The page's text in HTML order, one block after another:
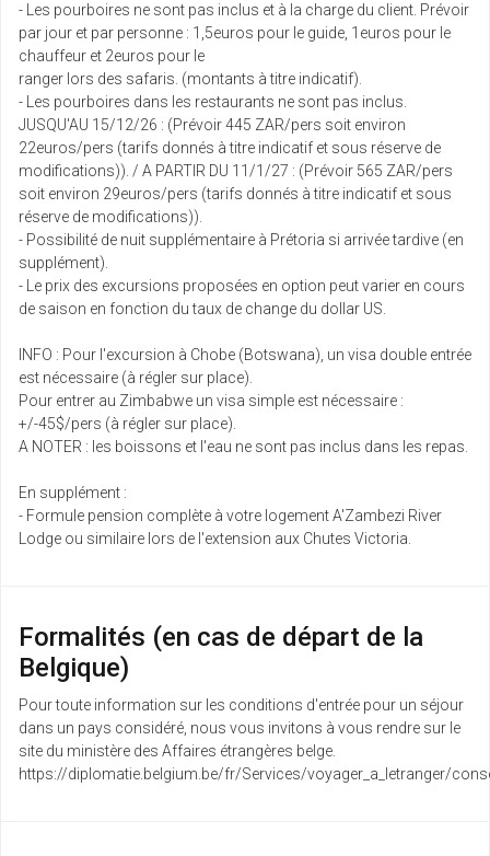
- Les pourboires ne sont pas inclus et à la charge du client. Prévoir
par jour et par personne : 1,5euros pour le guide, 1euros pour le
chauffeur et 2euros pour le
ranger lors des safaris. (montants à titre indicatif).
- Les pourboires dans les restaurants ne sont pas inclus.
JUSQU'AU 15/12/26 : (Prévoir 445 ZAR/pers soit environ
22euros/pers (tarifs donnés à titre indicatif et sous réserve de
modifications)). / A PARTIR DU 11/1/27 : (Prévoir 565 ZAR/pers
soit environ 29euros/pers (tarifs donnés à titre indicatif et sous
réserve de modifications)).
- Possibilité de nuit supplémentaire à Prétoria si arrivée tardive (en
supplément).
- Le prix des excursions proposées en option peut varier en cours
de saison en fonction du taux de change du dollar US.
INFO : Pour l'excursion à Chobe (Botswana), un visa double entrée
est nécessaire (à régler sur place).
Pour entrer au Zimbabwe un visa simple est nécessaire :
+/-45$/pers (à régler sur place).
A NOTER : les boissons et l'eau ne sont pas inclus dans les repas.
En supplément :
- Formule pension complète à votre logement A'Zambezi River
Lodge ou similaire lors de l'extension aux Chutes Victoria.
Formalités (en cas de départ de la
Belgique)
Pour toute information sur les conditions d'entrée pour un séjour
dans un pays considéré, nous vous invitons à vous rendre sur le
site du ministère des Affaires étrangères belge.
https://diplomatie.belgium.be/fr/Services/voyager_a_letranger/